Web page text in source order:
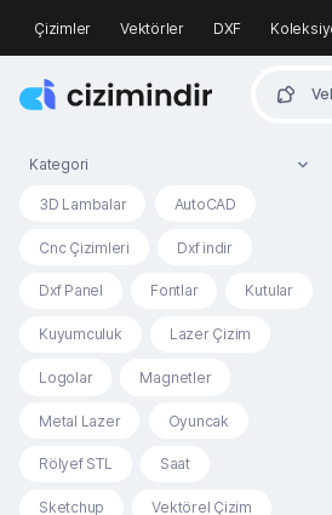
Çizimler Vektörler DXF
Kategori
3D Lambalar AutoCAD
Cnc Çizimleri Dxf indir
Dxf Panel Fontlar Kutular
Kuyumculuk Lazer Çizim
Logolar Magnetler
Metal Lazer Oyuncak
Rölyef STL Saat
Sketchup Vektörel Çizim